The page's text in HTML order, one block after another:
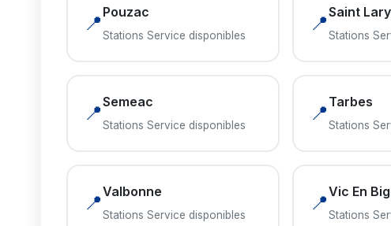
📍 Pouzac
Stations Service disponibles
📍Saint
Stations
📍Semeac
Stations Service disponibles
📍 Tarbes
Stations
📍Valbonne
Stations Service disponibles
📍Vic En
Stations